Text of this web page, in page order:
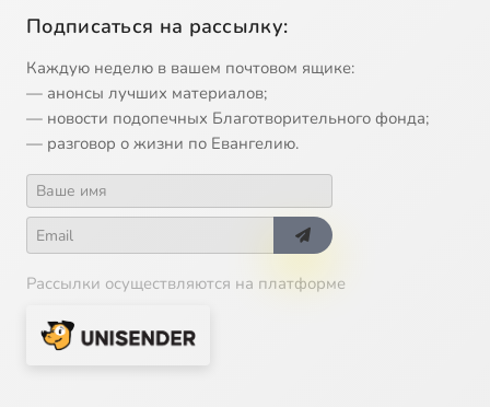
Подписаться на рассылку:
Каждую неделю в вашем почтовом ящике:
— анонсы лучших материалов;
— новости подопечных Благотворительного фонда;
— разговор о жизни по Евангелию.
Рассылки осуществляются на платформе